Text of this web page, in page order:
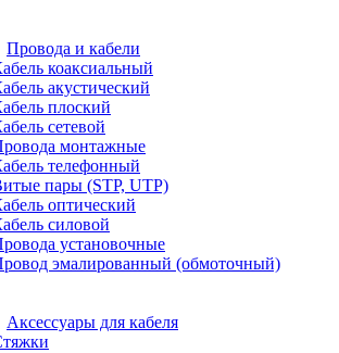
Провода и кабели
коаксиальный
акустический
плоский
сетевой
монтажные
телефонный
пары (STP, UTP)
оптический
силовой
установочные
эмалированный (обмоточный)
Аксессуары для кабеля